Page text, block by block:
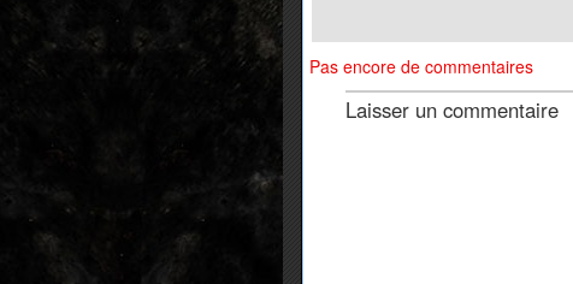
Pas encore de commentaires
Laisser un commentaire